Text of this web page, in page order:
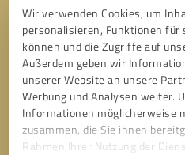
Wir verwenden Cookies, um
personalisieren, Funktionen für
können und die Zugriffe auf
Außerdem geben wir
unserer Website an unsere
Werbung und Analysen weiter.
Informationen möglicherweise
zusammen, die Sie ihnen
Rahmen Ihrer Nutzung der